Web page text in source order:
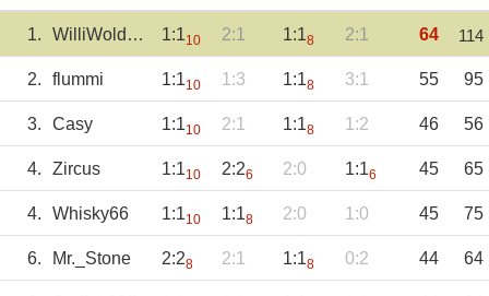
1. WilliWoldegk 1:110 2:1 1:18 2:1 64 114
2. flummi 1:110 1:3 1:18 3:1 55 95
3. Casy 1:110 2:1 1:18 1:2 46 56
4. Zircus 1:110 2:26 2:0 1:16 45 65
4. Whisky66 1:110 1:18 2:0 1:0 45 75
6. Mr._Stone 2:28 2:1 1:18 0:2 44 64